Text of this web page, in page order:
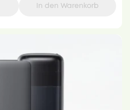
In den Warenkorb